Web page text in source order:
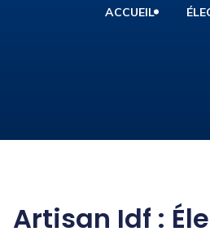
ACCUEIL
Artisan Idf :